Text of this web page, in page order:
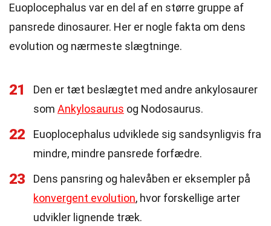
Euoplocephalus var en del af en større gruppe af
pansrede dinosaurer. Her er nogle fakta om dens
evolution og nærmeste slægtninge.
21
Den er tæt beslægtet med andre ankylosaurer
som Ankylosaurus og Nodosaurus.
22
Euoplocephalus udviklede sig sandsynligvis fra
mindre, mindre pansrede forfædre.
23
Dens pansring og halevåben er eksempler på
konvergent evolution, hvor forskellige arter
udvikler lignende træk.